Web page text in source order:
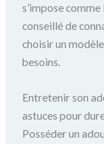
s’impose
conseillé de
choisir un
besoins.
Entretenir son
astuces pour
Posséder un